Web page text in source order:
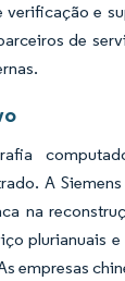
e
de
A
na
plurianuais
empresas